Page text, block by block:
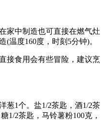
家中制造也可直接在燃气灶
(温度160度，时刻5分钟)。
接食用会有些冒险，建议烹
葱1个。盐1/2茶匙，酒1/2茶
1/2茶匙，马铃薯粉100克，